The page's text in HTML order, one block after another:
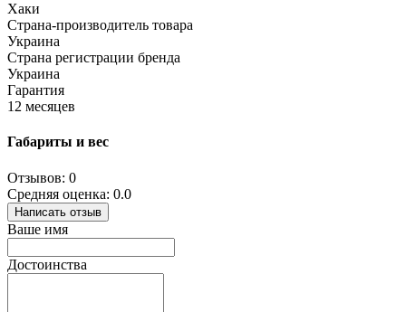
Хаки
Страна-производитель товара
Украина
Страна регистрации бренда
Украина
Гарантия
12 месяцев
Габариты и вес
Отзывов: 0
Средняя оценка: 0.0
Написать отзыв
Ваше имя
Достоинства